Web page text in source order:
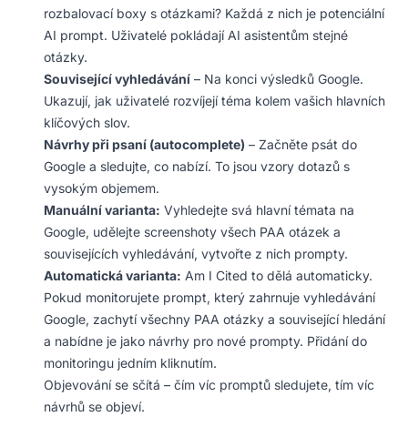
rozbalovací boxy s otázkami? Každá z nich je potenciální
AI prompt. Uživatelé pokládají AI asistentům stejné
otázky.
Související vyhledávání – Na konci výsledků Google.
Ukazují, jak uživatelé rozvíjejí téma kolem vašich hlavních
klíčových slov.
Návrhy při psaní (autocomplete) – Začněte psát do
Google a sledujte, co nabízí. To jsou vzory dotazů s
vysokým objemem.
Manuální varianta: Vyhledejte svá hlavní témata na
Google, udělejte screenshoty všech PAA otázek a
souvisejících vyhledávání, vytvořte z nich prompty.
Automatická varianta: Am I Cited to dělá automaticky.
Pokud monitorujete prompt, který zahrnuje vyhledávání
Google, zachytí všechny PAA otázky a související hledání
a nabídne je jako návrhy pro nové prompty. Přidání do
monitoringu jedním kliknutím.
Objevování se sčítá – čím víc promptů sledujete, tím víc
návrhů se objeví.